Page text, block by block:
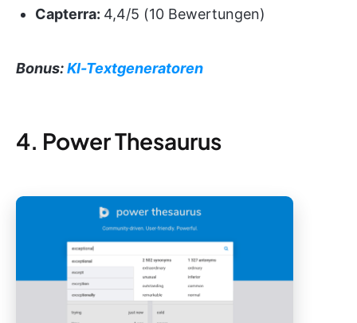
Capterra: 4,4/5 (10 Bewertungen)
Bonus:KI-Textgeneratoren
4. Power Thesaurus